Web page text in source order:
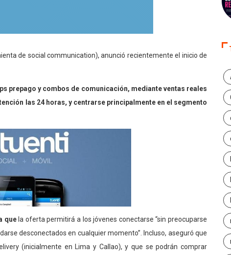
de social communication), anunció recientemente el inicio de
prepago y combos de comunicación, mediante ventas reales
las 24 horas, y centrarse principalmente en el segmento
que la oferta permitirá a los jóvenes conectarse “sin preocuparse
desconectados en cualquier momento”. Incluso, aseguró que
(inicialmente en Lima y Callao), y que se podrán comprar